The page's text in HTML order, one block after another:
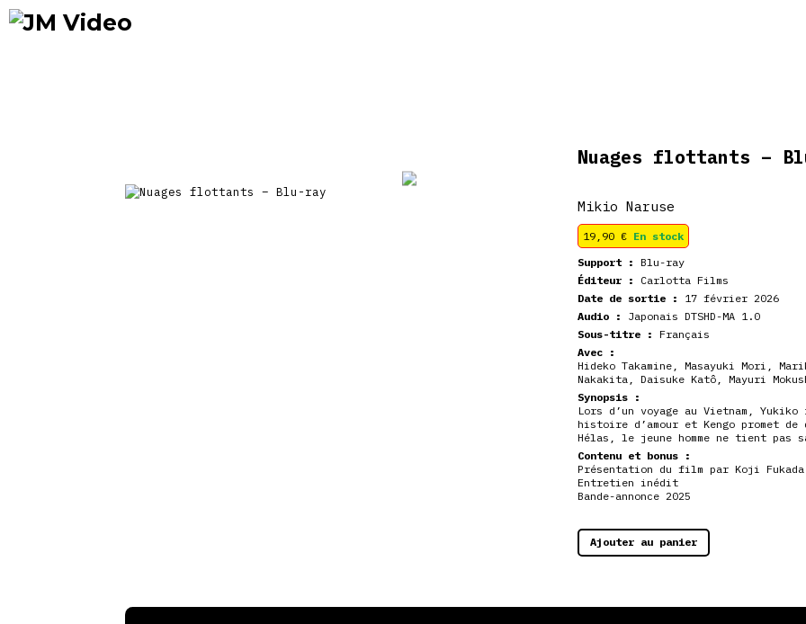
Occasions
prix
Nuages flottants –
Mikio Naruse
19,90 € En stock
Support : Blu-ray
Éditeur :
Carlotta Films
Date de sortie :
17 février 2026
Audio :
Japonais DTSHD-MA 1.0
Sous-titre : Français
Avec :
Hideko Takamine ,Masayuki Mori ,
Nakakita ,Daisuke Katô ,Mayuri
Synopsis :
Lors d’un voyage au Vietnam,
histoire d’amour et Kengo promet
Hélas, le jeune homme ne tient pas
Contenu et bonus :
Présentation du film par Koji Fukada
Entretien inédit
Bande-annonce 2025
Ajouter au panier